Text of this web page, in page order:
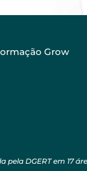
Grow
pela DGERT em 17